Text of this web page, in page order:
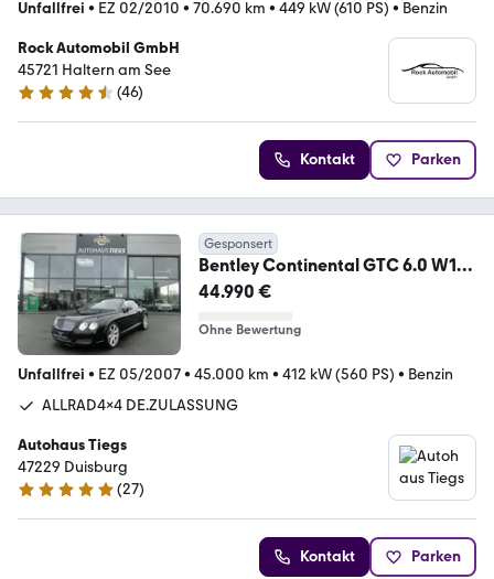
Unfallfrei • EZ 02/2010 • 70.690 km • 449 kW (610 PS) • Benzin
Rock Automobil GmbH
45721 Haltern am See
4.7 Sterne
(46)
Kontakt Parken
Gesponsert
Bentley Continental GTC 6.0 W12
BITURBO CABRIO RHD
44.990 €
Ohne Bewertung
Unfallfrei • EZ 05/2007• 45.000 km • 412 kW (560 PS) • Benzin
ALLRAD4x4 DE.ZULASSUNG
Autohaus Tiegs
47229 Duisburg
5 Sterne
(27)
Kontakt Parken